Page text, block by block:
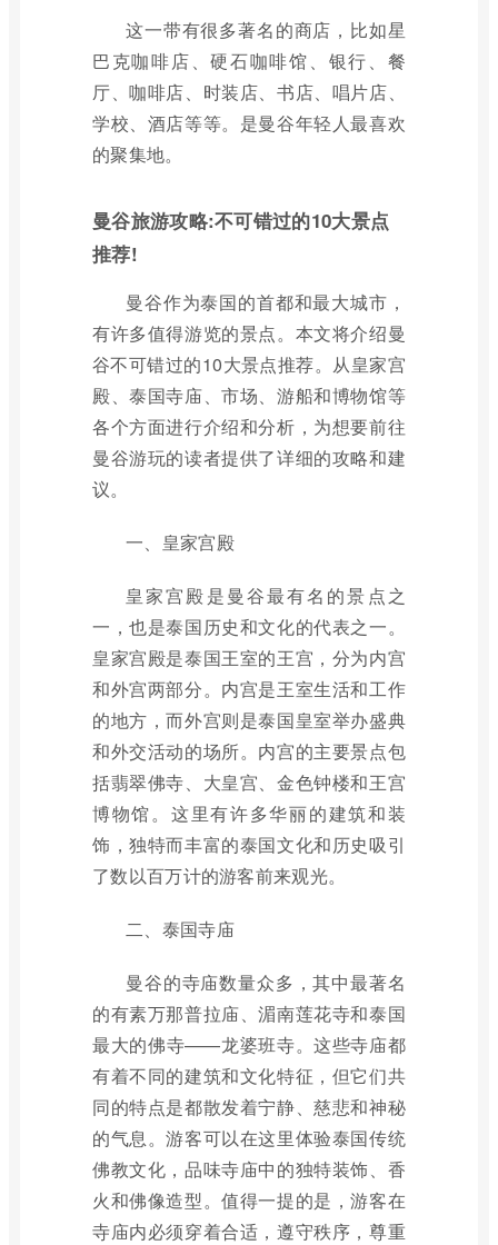
这一带有很多著名的商店，比如星
巴克咖啡店、硬石咖啡馆、银行、餐
厅、咖啡店、时装店、书店、唱片店、
学校、酒店等等。是曼谷年轻人最喜欢
的聚集地。
曼谷旅游攻略:不可错过的10大景点
推荐!
曼谷作为泰国的首都和最大城市，
有许多值得游览的景点。本文将介绍曼
谷不可错过的10大景点推荐。从皇家宫
殿、泰国寺庙、市场、游船和博物馆等
各个方面进行介绍和分析，为想要前往
曼谷游玩的读者提供了详细的攻略和建
议。
一、皇家宫殿
皇家宫殿是曼谷最有名的景点之
一，也是泰国历史和文化的代表之一。
皇家宫殿是泰国王室的王宫，分为内宫
和外宫两部分。内宫是王室生活和工作
的地方，而外宫则是泰国皇室举办盛典
和外交活动的场所。内宫的主要景点包
括翡翠佛寺、大皇宫、金色钟楼和王宫
博物馆。这里有许多华丽的建筑和装
饰，独特而丰富的泰国文化和历史吸引
了数以百万计的游客前来观光。
二、泰国寺庙
曼谷的寺庙数量众多，其中最著名
的有素万那普拉庙、湄南莲花寺和泰国
最大的佛寺——龙婆班寺。这些寺庙都
有着不同的建筑和文化特征，但它们共
同的特点是都散发着宁静、慈悲和神秘
的气息。游客可以在这里体验泰国传统
佛教文化，品味寺庙中的独特装饰、香
火和佛像造型。值得一提的是，游客在
寺庙内必须穿着合适，遵守秩序，尊重